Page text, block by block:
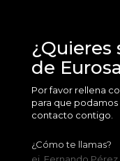
de
Por favor rellena
para que podamos
contacto contigo.
¿Cómo te llamas?